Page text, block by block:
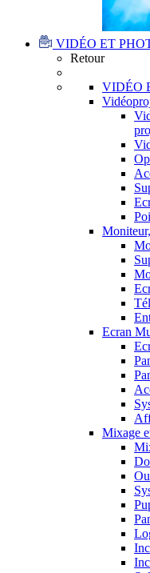
VIDÉO ET
Retour
VIDÉO
Ecran
Mixage